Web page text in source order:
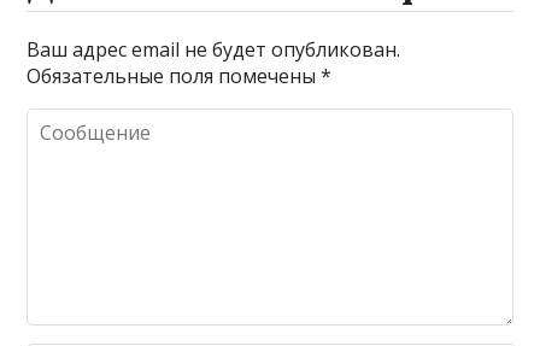
Ваш адрес email не будет опубликован.
Обязательные поля помечены*